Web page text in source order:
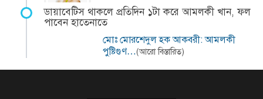
ডায়াবেটিস থাকলে প্রতিদিন ১টা করে আমলকী খান, ফল
পাবেন হাতেনাতে
মোঃ মোরশেদুল হক আকবরী: আমলকী
পুষ্টিগুণ…(আরো বিস্তারিত)